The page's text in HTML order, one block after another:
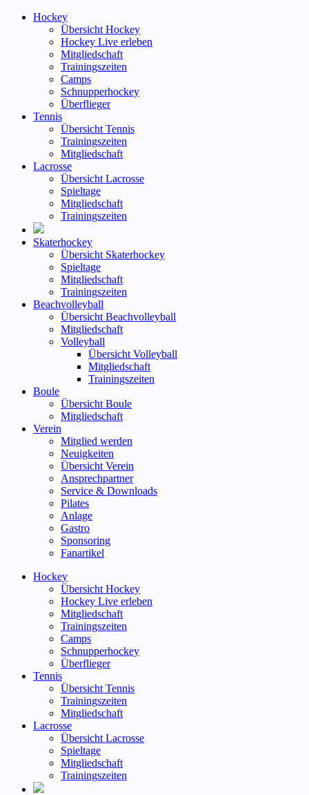
Hockey
Übersicht Hockey
Hockey Live erleben
Mitgliedschaft
Trainingszeiten
Camps
Schnupperhockey
Überflieger
Tennis
Übersicht Tennis
Trainingszeiten
Mitgliedschaft
Lacrosse
Übersicht Lacrosse
Spieltage
Mitgliedschaft
Trainingszeiten
Skaterhockey
Übersicht Skaterhockey
Spieltage
Mitgliedschaft
Trainingszeiten
Beachvolleyball
Übersicht Beachvolleyball
Mitgliedschaft
Volleyball
Übersicht Volleyball
Mitgliedschaft
Trainingszeiten
Boule
Übersicht Boule
Mitgliedschaft
Verein
Mitglied werden
Neuigkeiten
Übersicht Verein
Ansprechpartner
Service & Downloads
Pilates
Anlage
Gastro
Sponsoring
Fanartikel
Hockey
Übersicht Hockey
Hockey Live erleben
Mitgliedschaft
Trainingszeiten
Camps
Schnupperhockey
Überflieger
Tennis
Übersicht Tennis
Trainingszeiten
Mitgliedschaft
Lacrosse
Übersicht Lacrosse
Spieltage
Mitgliedschaft
Trainingszeiten